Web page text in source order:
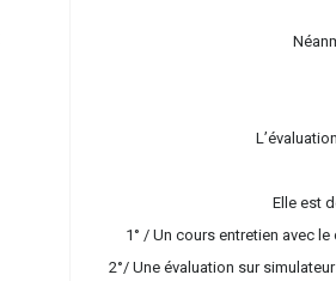
Elle est
1° / Un cours entretien avec
2°/ Une évaluation sur